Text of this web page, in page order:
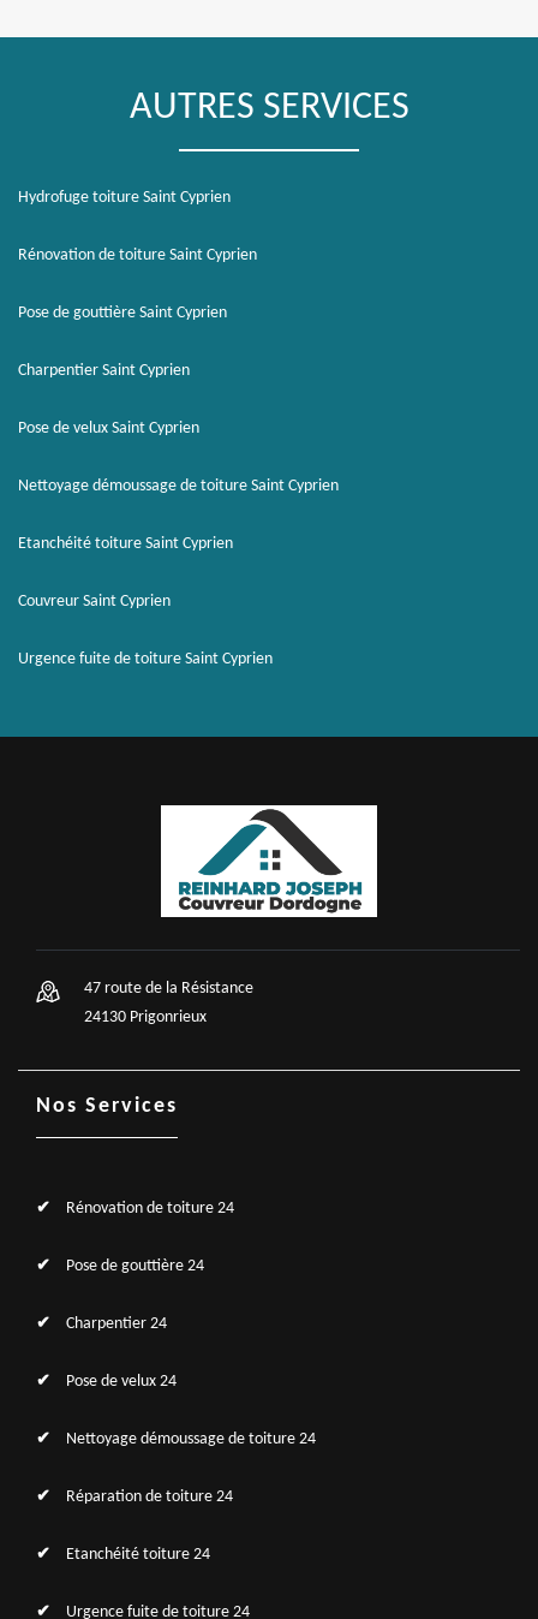
AUTRES SERVICES
Hydrofuge toiture Saint Cyprien
Rénovation de toiture Saint Cyprien
Pose de gouttière Saint Cyprien
Charpentier Saint Cyprien
Pose de velux Saint Cyprien
Nettoyage démoussage de toiture Saint Cyprien
Etanchéité toiture Saint Cyprien
Couvreur Saint Cyprien
Urgence fuite de toiture Saint Cyprien
47 route de la Résistance
24130 Prigonrieux
Nos Services
Rénovation de toiture 24
Pose de gouttière 24
Charpentier 24
Pose de velux 24
Nettoyage démoussage de toiture 24
Réparation de toiture 24
Etanchéité toiture 24
Urgence fuite de toiture 24